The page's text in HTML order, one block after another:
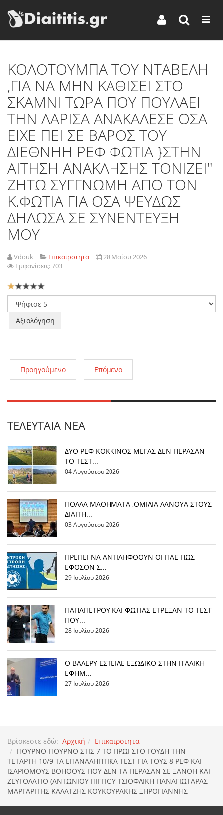
KΟΛΟΤΟΥΜΠΑ ΤΟΥ ΝΤΑΒΕΛΗ
,ΓΙΑ ΝΑ ΜΗΝ ΚΑΘΙΣΕΙ ΣΤΟ
ΣΚΑΜΝΙ ΤΩΡΑ ΠΟΥ ΠΟΥΛΑΕΙ
ΤΗΝ ΛΑΡΙΣΑ ΑΝΑΚΑΛΕΣΕ ΟΣΑ
ΕΙΧΕ ΠΕΙ ΣΕ ΒΑΡΟΣ ΤΟΥ
ΔΙΕΘΝΗΗ ΡΕΦ ΦΩΤΙΑ }ΣΤΗΝ
ΑΙΤΗΣΗ ΑΝΑΚΛΗΣΗΣ ΤΟΝΙΖΕΙ"
ΖΗΤΩ ΣΥΓΓΝΩΜΗ ΑΠΟ ΤΟΝ
Κ.ΦΩΤΙΑ ΓΙΑ ΟΣΑ ΨΕΥΔΩΣ
ΔΗΛΩΣΑ ΣΕ ΣΥΝΕΝΤΕΥΞΗ
ΜΟΥ
Vdouk Επικαιροτητα
28 Μαΐου 2026
Εμφανίσεις: 703
Αξιολόγηση
Χρήστη:1/5
Παρακαλώ
αξιολογήστε
Προηγούμενο Επόμενο
ΤΕΛΕΥΤΑΊΑ ΝΈΑ
ΔΥΟ ΡΕΦ ΚΟΚΚΙΝΟΣ ΜΕΓΑΣ ΔΕΝ ΠΕΡΑΣΑΝ
ΤΟ ΤΕΣΤ...
04 Αυγούστου 2026
ΠΟΛΛΑ ΜΑΘΗΜΑΤΑ ,ΟΜΙΛΙΑ ΛΑΝΟΥΑ ΣΤΟΥΣ
ΔΙΑΙΤΗ...
03 Αυγούστου 2026
ΠΡΕΠΕΙ ΝΑ ΑΝΤΙΛΗΦΘΟΥΝ ΟΙ ΠΑΕ ΠΩΣ
ΕΦΟΣΟΝ Σ...
29 Ιουλίου 2026
ΠΑΠΑΠΕΤΡΟΥ ΚΑΙ ΦΩΤΙΑΣ ΕΤΡΕΞΑΝ ΤΟ ΤΕΣΤ
ΠΟΥ...
28 Ιουλίου 2026
Ο ΒΑΛΕΡΥ ΕΣΤΕΙΛΕ ΕΞΩΔΙΚΟ ΣΤΗΝ ΙΤΑΛΙΚΗ
ΕΦΗΜ...
27 Ιουλίου 2026
Βρίσκεστε εδώ: Αρχική
Επικαιροτητα
ΠΟΥΡΝΟ-ΠΟΥΡΝΟ ΣΤΙΣ 7 ΤΟ ΠΡΩΙ ΣΤΟ ΓΟΥΔΗ ΤΗΝ
ΤΕΤΑΡΤΗ 10/9 ΤΑ ΕΠΑΝΑΛΗΠΤΙΚΑ ΤΕΣΤ ΓΙΑ ΤΟΥΣ 8 ΡΕΦ ΚΑΙ
ΙΣΑΡΙΘΜΟΥΣ ΒΟΗΘΟΥΣ ΠΟΥ ΔΕΝ ΤΑ ΠΕΡΑΣΑΝ ΣΕ ΞΑΝΘΗ ΚΑΙ
ΖΕΥΓΟΛΑΤΙΟ (ΑΝΤΩΝΙΟΥ ΠΙΓΓΙΟΥ ΤΣΙΟΦΛΙΚΗ ΠΑΝΑΓΙΩΤΑΡΑΣ
ΜΑΡΓΑΡΙΤΗΣ ΚΑΛΑΤΖΗΣ ΚΟΥΚΟΥΡΑΚΗΣ ΞΗΡΟΓΙΑΝΝΗΣ